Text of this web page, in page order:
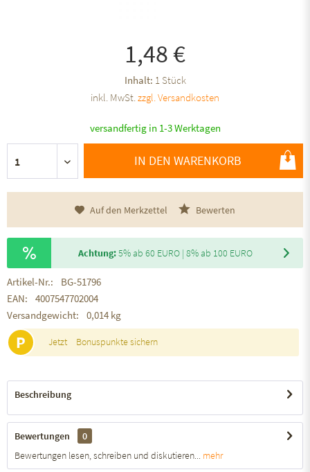
1,48 €
Inhalt: 1 Stück
inkl. MwSt.zzgl. Versandkosten
versandfertig in 1-3 Werktagen
IN DEN WARENKORB
Auf den Merkzettel Bewerten
Achtung:5% ab 60 EURO | 8% ab 100 EURO
Artikel-Nr.:
BG-51796
EAN:
4007547702004
Versandgewicht:
0,014 kg
P Jetzt Bonuspunkte sichern
Beschreibung
Bewertungen
0
Bewertungen lesen, schreiben und diskutieren... mehr